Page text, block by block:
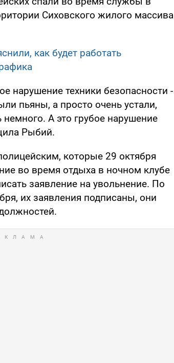
Сиховского жилого массива
как будет работать
нарушение техники безопасности -
пьяны, а просто очень устали,
А это грубое нарушение
Рыбий.
которые 29 октября
во время отдыха в ночном клубе
заявление на увольнение. По
их заявления подписаны, они